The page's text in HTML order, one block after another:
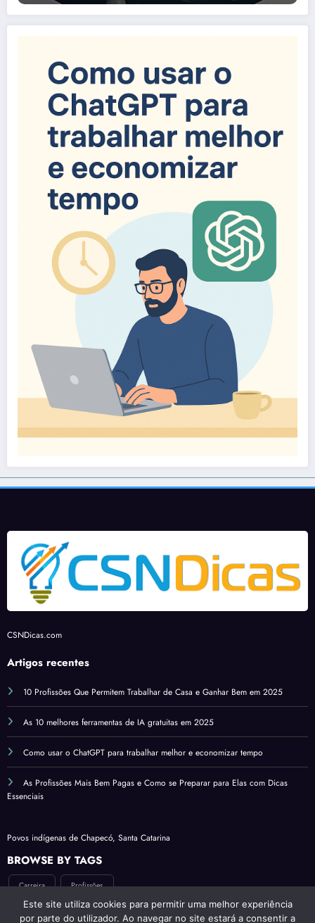
CSNDicas.com
Artigos recentes
10 Profissões Que Permitem Trabalhar de Casa e Ganhar Bem em 2025
As 10 melhores ferramentas de IA gratuitas em 2025
Como usar o ChatGPT para trabalhar melhor e economizar tempo
As Profissões Mais Bem Pagas e Como se Preparar para Elas com Dicas
Essenciais
Povos indígenas de Chapecó, Santa Catarina
BROWSE BY TAGS
Carreira Profissões
Este site utiliza cookies para permitir uma melhor experiência
por parte do utilizador. Ao navegar no site estará a consentir a